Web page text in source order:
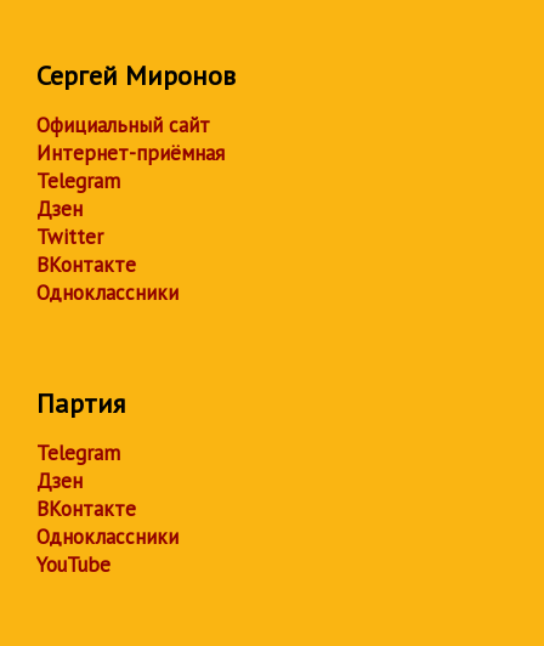
Сергей Миронов
Официальный сайт
Интернет-приёмная
Telegram
Дзен
Twitter
ВКонтакте
Одноклассники
Партия
Telegram
Дзен
ВКонтакте
Одноклассники
YouTube